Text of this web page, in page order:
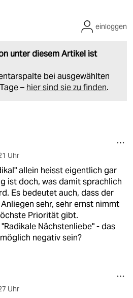
unter diesem Artikel ist
bei ausgewählten
– hier sind sie zu finden.
einloggen
Uhr
allein heisst eigentlich gar
ist doch, was damit sprachlich
Es bedeutet auch, dass der
sehr, sehr ernst nimmt
Priorität gibt.
Nächstenliebe" - das
negativ sein?
Uhr